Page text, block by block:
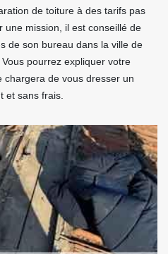
de toiture à des tarifs pas
une mission, il est conseillé de
de son bureau dans la ville de
pourrez expliquer votre
chargera de vous dresser un
et sans frais.